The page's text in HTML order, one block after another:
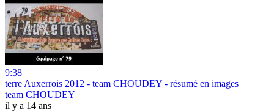
9:38
terre Auxerrois 2012 - team CHOUDEY - résumé en images
team CHOUDEY
il y a 14 ans